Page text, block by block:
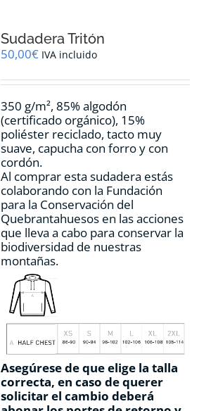
se
pueden
en
página
de
producto
Sudadera Tritón
50,00€ IVA incluido
350 g/m², 85% algodón
(certificado orgánico), 15%
poliéster reciclado, tacto muy
suave, capucha con forro y con
cordón.
Al comprar esta sudadera estás
colaborando con la Fundación
para la Conservación del
Quebrantahuesos en las acciones
que lleva a cabo para conservar la
biodiversidad de nuestras
montañas.
Asegúrese de que elige la talla
correcta, en caso de querer
solicitar el cambio deberá